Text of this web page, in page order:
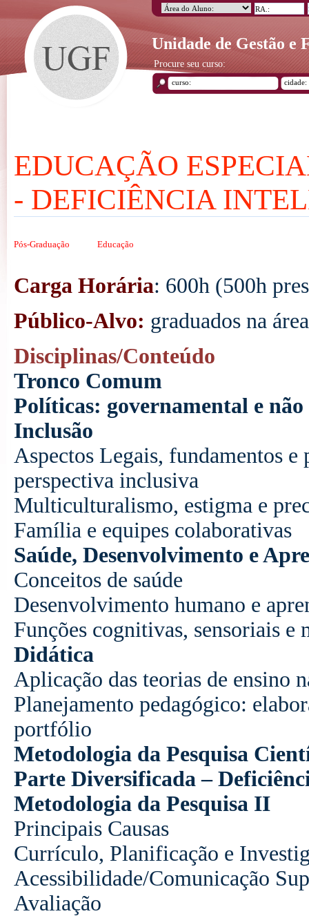
Unidade de Gestão e
Procure seu curso:
EDUCAÇÃO
- DEFICIÊNCIA
Pós-Graduação Educação
Carga Horária: 600h (500h
Público-Alvo: graduados na
Disciplinas/Conteúdo
Tronco Comum
Políticas: governamental e
Inclusão
Aspectos Legais, fundamentos
perspectiva inclusiva
Multiculturalismo, estigma e
Família e equipes colaborativas
Saúde, Desenvolvimento e
Conceitos de saúde
Desenvolvimento humano e
Funções cognitivas, sensoriais e
Didática
Aplicação das teorias de ensino
Planejamento pedagógico:
portfólio
Metodologia da Pesquisa
Parte Diversificada –
Metodologia da Pesquisa II
Principais Causas
Currículo, Planificação e
Acessibilidade/Comunicação
Avaliação